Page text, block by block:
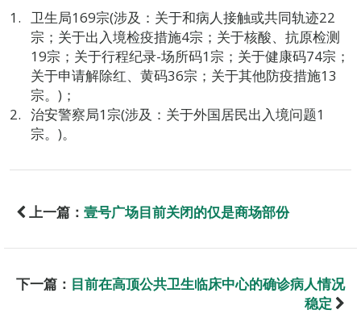
卫生局169宗(涉及：关于和病人接触或共同轨迹22
宗；关于出入境检疫措施4宗；关于核酸、抗原检测
19宗；关于行程纪录-场所码1宗；关于健康码74宗；
关于申请解除红、黄码36宗；关于其他防疫措施13
宗。)；
治安警察局1宗(涉及：关于外国居民出入境问题1
宗。)。
上一篇： 壹号广场目前关闭的仅是商场部份
下一篇： 目前在高顶公共卫生临床中心的确诊病人情况
稳定